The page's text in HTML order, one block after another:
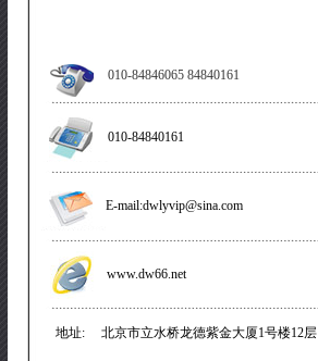
010-84846065 84840161
010-84840161
E-mail:dwlyvip@sina.com
www.dw66.net
地址: 北京市立水桥龙德紫金大厦1号楼12层